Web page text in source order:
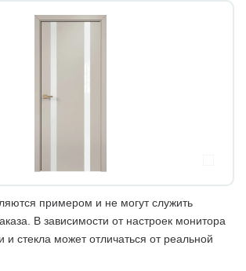
примером и не могут служить
В зависимости от настроек монитора
стекла может отличаться от реальной